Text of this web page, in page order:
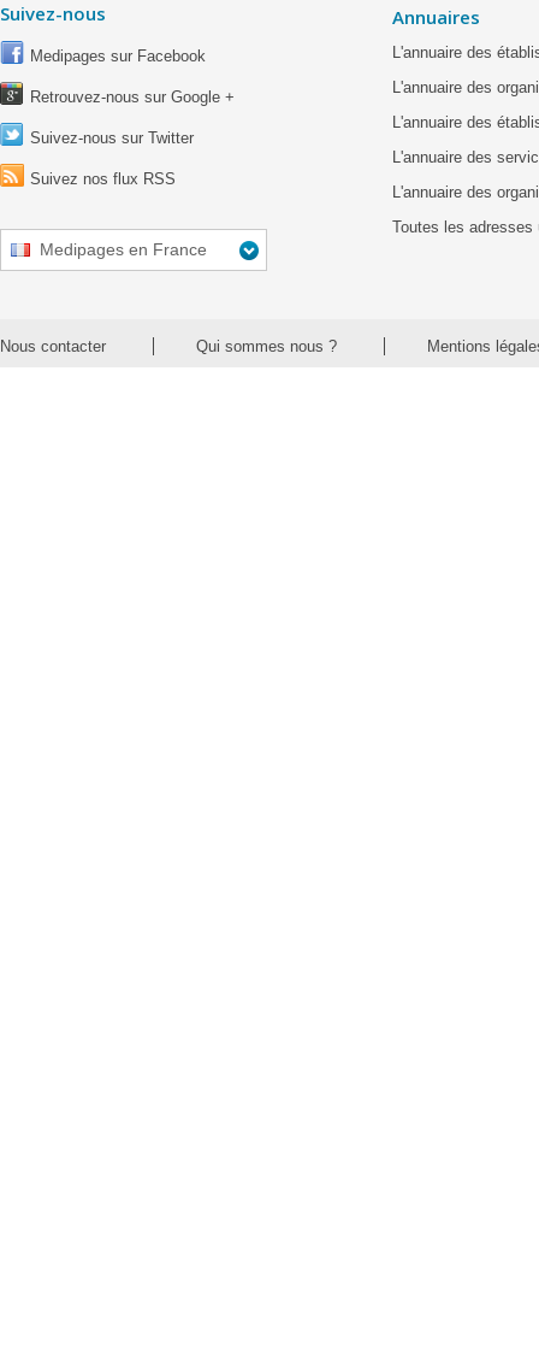
Suivez-nous
Medipages sur Facebook
Retrouvez-nous sur Google +
Suivez-nous sur Twitter
Suivez nos flux RSS
Medipages en France
Annuaires
L'annuaire des
L'annuaire des
L'annuaire des
L'annuaire des
L'annuaire des
Toutes les adresses
Nous contacter Qui sommes nous ? Mentions